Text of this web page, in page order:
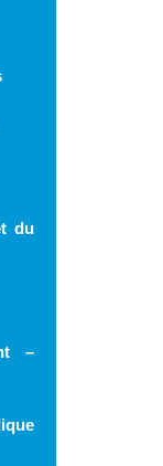
du
–